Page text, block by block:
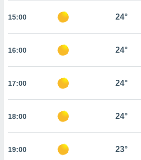
coste.
botón
a la
todas
ya sean
nos
en
CONTINUAR
15:00 24°
16:00 24°
17:00 24°
18:00 24°
19:00 23°